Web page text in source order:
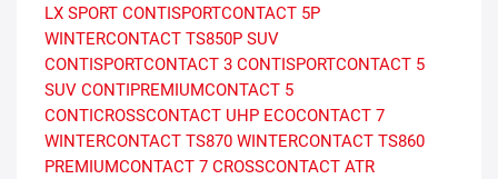
LX SPORT CONTISPORTCONTACT 5P
WINTERCONTACT TS850P SUV
CONTISPORTCONTACT 3 CONTISPORTCONTACT 5
SUV CONTIPREMIUMCONTACT 5
CONTICROSSCONTACT UHP ECOCONTACT 7
WINTERCONTACT TS870 WINTERCONTACT TS860
PREMIUMCONTACT 7 CROSSCONTACT ATR